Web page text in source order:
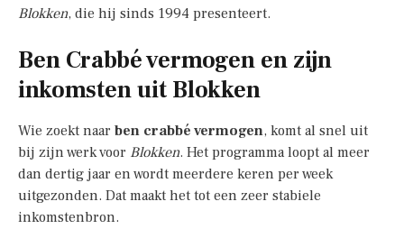
Blokken, die hij sinds 1994 presenteert.
Ben Crabbé vermogen en zijn
inkomsten uit Blokken
Wie zoekt naar ben crabbé vermogen, komt al snel uit
bij zijn werk voor Blokken. Het programma loopt al meer
dan dertig jaar en wordt meerdere keren per week
uitgezonden. Dat maakt het tot een zeer stabiele
inkomstenbron.